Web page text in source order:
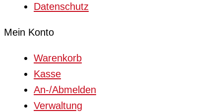
Datenschutz
Mein Konto
Warenkorb
Kasse
An-/Abmelden
Verwaltung